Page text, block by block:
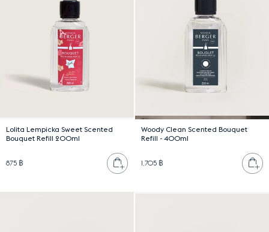
Lolita Lempicka Sweet Scented
Bouquet Refill 200ml
875 ฿ เพิ่มลงตะกร้า
Woody Clean Scented Bouquet
Refill - 400ml
1,705 ฿ เ